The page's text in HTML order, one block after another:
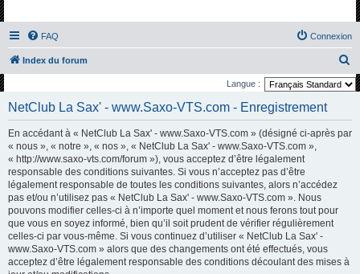
FAQ Connexion
Index du forum
e
Langue :
NetClub La Sax' - www.Saxo-VTS.com - Enregistrement
En accédant à « NetClub La Sax' - www.Saxo-VTS.com » (désigné ci-après par
« nous », « notre », « nos », « NetClub La Sax' - www.Saxo-VTS.com »,
« http://www.saxo-vts.com/forum »), vous acceptez d’être légalement
responsable des conditions suivantes. Si vous n’acceptez pas d’être
légalement responsable de toutes les conditions suivantes, alors n’accédez
pas et/ou n’utilisez pas « NetClub La Sax' - www.Saxo-VTS.com ». Nous
pouvons modifier celles-ci à n’importe quel moment et nous ferons tout pour
que vous en soyez informé, bien qu’il soit prudent de vérifier régulièrement
celles-ci par vous-même. Si vous continuez d’utiliser « NetClub La Sax' -
www.Saxo-VTS.com » alors que des changements ont été effectués, vous
acceptez d’être légalement responsable des conditions découlant des mises à